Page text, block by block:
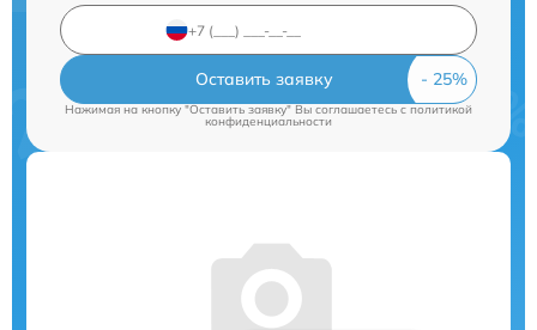
Оставить заявку
Нажимая на кнопку "Оставить заявку" Вы соглашаетесь cполитикой
конфиденциальности